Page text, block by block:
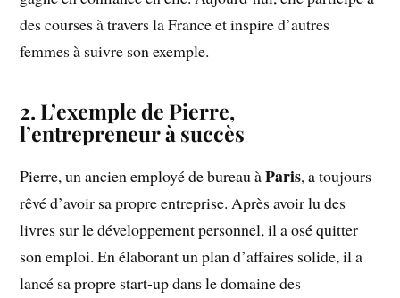
des courses à travers la France et inspire d’autres
femmes à suivre son exemple.
2. L’exemple de Pierre,
l’entrepreneur à succès
Pierre, un ancien employé de bureau àParis, a toujours
rêvé d’avoir sa propre entreprise. Après avoir lu des
livres sur le développement personnel, il a osé quitter
son emploi. En élaborant un plan d’affaires solide, il a
lancé sa propre start-up dans le domaine des